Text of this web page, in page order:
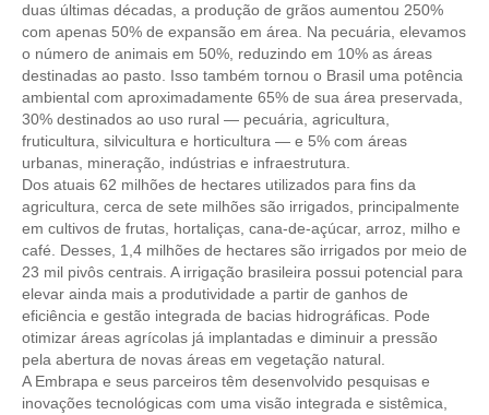
CONSULTORIA
ACORDOS, CONVENÇÕES E DISSÍDIOS
CONTRIBUIÇÕES
CONTRIBUIÇÃO ASSISTENCIAL
CONTRIBUIÇÃO ASSOCIATIVA OU ANUIDADE DE SÓCIO
CONTRIBUIÇÃO SINDICAL URBANA
REVISÃO DE APOSENTADORIA
FGTS EXPURGOS
FGTS CORREÇÃO
duas últimas décadas, a produção de grãos aumentou 250%
com apenas 50% de expansão em área. Na pecuária, elevamos
o número de animais em 50%, reduzindo em 10% as áreas
destinadas ao pasto. Isso também tornou o Brasil uma potência
ambiental com aproximadamente 65% de sua área preservada,
30% destinados ao uso rural — pecuária, agricultura,
fruticultura, silvicultura e horticultura — e 5% com áreas
urbanas, mineração, indústrias e infraestrutura.
Dos atuais 62 milhões de hectares utilizados para fins da
agricultura, cerca de sete milhões são irrigados, principalmente
em cultivos de frutas, hortaliças, cana-de-açúcar, arroz, milho e
café. Desses, 1,4 milhões de hectares são irrigados por meio de
23 mil pivôs centrais. A irrigação brasileira possui potencial para
elevar ainda mais a produtividade a partir de ganhos de
eficiência e gestão integrada de bacias hidrográficas. Pode
otimizar áreas agrícolas já implantadas e diminuir a pressão
pela abertura de novas áreas em vegetação natural.
A Embrapa e seus parceiros têm desenvolvido pesquisas e
inovações tecnológicas com uma visão integrada e sistêmica,